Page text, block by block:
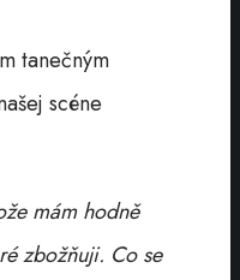
tanečným
scéne
mám hodně
zbožňuji. Co se